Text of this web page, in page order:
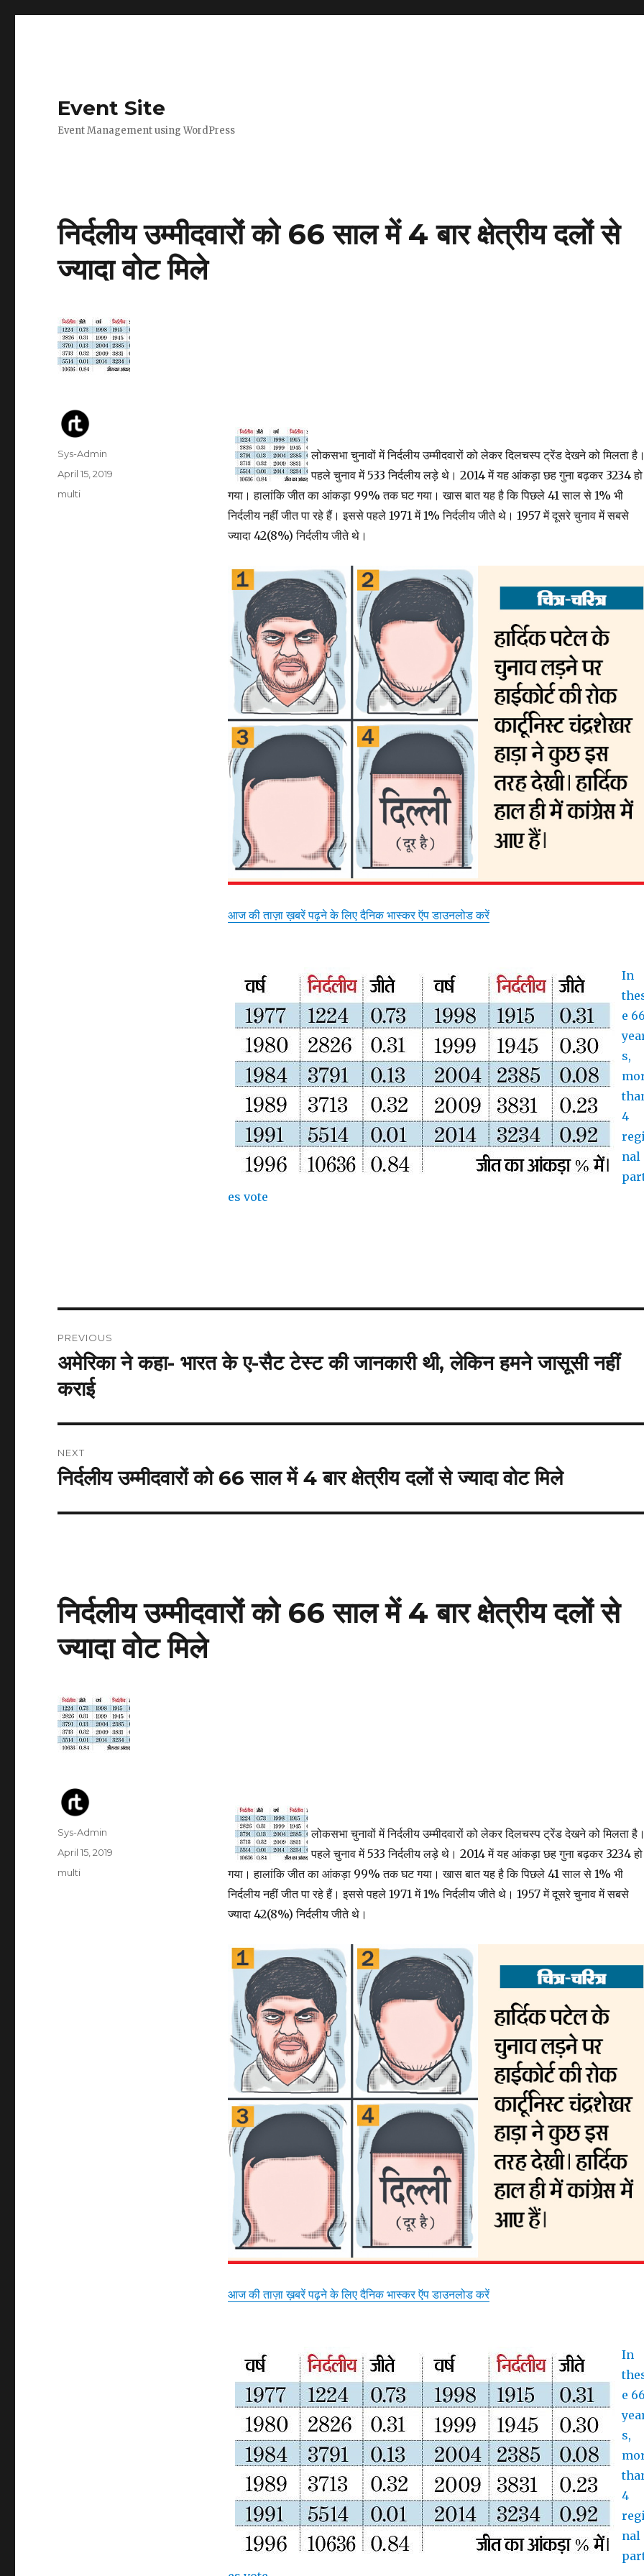
Event Site
Event Management using WordPress
निर्दलीय उम्मीदवारों को 66 साल में 4 बार क्षेत्रीय दलों से
ज्यादा वोट मिले
लोकसभा चुनावों में निर्दलीय उम्मीदवारों को लेकर दिलचस्प ट्रेंड देखने को मिलता
पहले चुनाव में 533 निर्दलीय लड़े थे। 2014 में यह आंकड़ा छह गुना बढ़कर 3234 हो
गया। हालांकि जीत का आंकड़ा 99% तक घट गया। खास बात यह है कि पिछले 41 साल से 1% भी
निर्दलीय नहीं जीत पा रहे हैं। इससे पहले 1971 में 1% निर्दलीय जीते थे। 1957 में दूसरे चुनाव में सबसे
ज्यादा 42(8%) निर्दलीय जीते थे।
आज की ताज़ा ख़बरें पढ़ने के लिए दैनिक भास्कर ऍप डाउनलोड करें
In
e
s,
4
nal
es vote
Author
Sys-Admin
Posted
April 15, 2019
Categories
multi
navigation
PREVIOUS
Previous
post:
अमेरिका ने कहा- भारत के ए-सैट टेस्ट की जानकारी थी, लेकिन हमने जासूसी नहीं
कराई
NEXT
Next
निर्दलीय उम्मीदवारों को 66 साल में 4 बार क्षेत्रीय दलों से ज्यादा वोट मिले
निर्दलीय उम्मीदवारों को 66 साल में 4 बार क्षेत्रीय दलों से
ज्यादा वोट मिले
लोकसभा चुनावों में निर्दलीय उम्मीदवारों को लेकर दिलचस्प ट्रेंड देखने को मिलता
पहले चुनाव में 533 निर्दलीय लड़े थे। 2014 में यह आंकड़ा छह गुना बढ़कर 3234 हो
गया। हालांकि जीत का आंकड़ा 99% तक घट गया। खास बात यह है कि पिछले 41 साल से 1% भी
निर्दलीय नहीं जीत पा रहे हैं। इससे पहले 1971 में 1% निर्दलीय जीते थे। 1957 में दूसरे चुनाव में सबसे
ज्यादा 42(8%) निर्दलीय जीते थे।
आज की ताज़ा ख़बरें पढ़ने के लिए दैनिक भास्कर ऍप डाउनलोड करें
In
e
s,
4
nal
Author
Sys-Admin
Posted
April 15, 2019
Categories
multi